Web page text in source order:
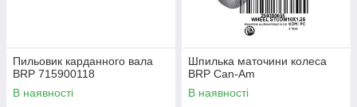
Пильовик карданного вала
BRP 715900118
В наявності
Шпилька маточини колеса
BRP Can-Am
В наявності